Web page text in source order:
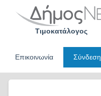
Τιμοκατάλογος
Επικοινωνία
Σύνδεση